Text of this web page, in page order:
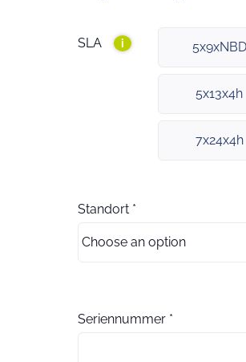
SLA i 5x9xNBD
5x13x4h
7x24x4h
Standort *
Seriennummer *